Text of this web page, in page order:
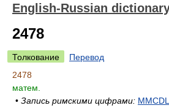
English-Russian
2478
Толкование
Перевод
2478
матем.
• Запись римскими цифрами: